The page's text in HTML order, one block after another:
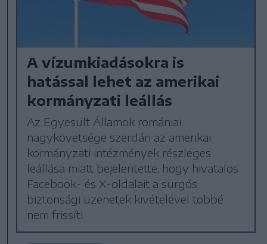
A vízumkiadásokra is
hatással lehet az amerikai
kormányzati leállás
Az Egyesült Államok romániai
nagykövetsége szerdán az amerikai
kormányzati intézmények részleges
leállása miatt bejelentette, hogy hivatalos
Facebook- és X-oldalait a sürgős
biztonsági üzenetek kivételével többé
nem frissíti.